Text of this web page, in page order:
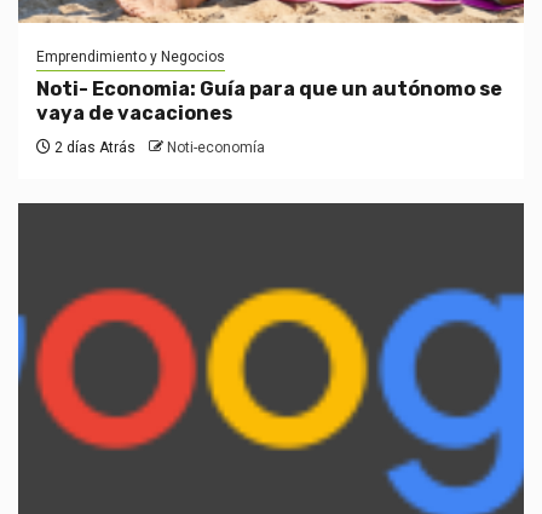
Emprendimiento y Negocios
Noti- Economia: Guía para que un autónomo se
vaya de vacaciones
2 días Atrás Noti-economía